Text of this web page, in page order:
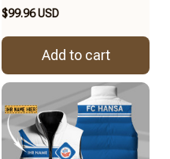
$99.96 USD
Add to cart